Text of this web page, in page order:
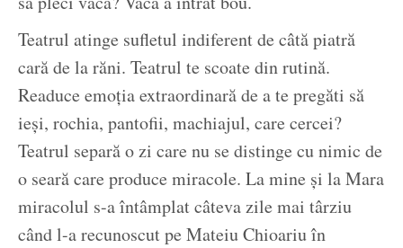
Teatrul atinge sufletul indiferent de câtă piatră
cară de la răni. Teatrul te scoate din rutină.
Readuce emoția extraordinară de a te pregăti să
ieși, rochia, pantofii, machiajul, care cercei?
Teatrul separă o zi care nu se distinge cu nimic de
o seară care produce miracole. La mine și la Mara
miracolul s-a întâmplat câteva zile mai târziu
când l-a recunoscut pe Mateiu Chioariu în